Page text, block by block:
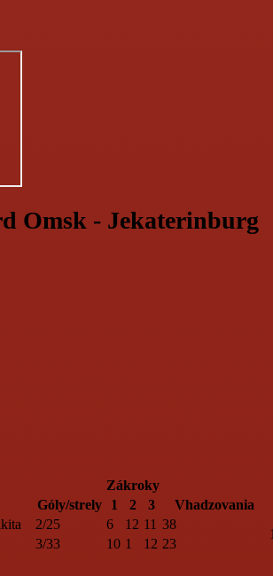
Omsk - Jekaterinburg
Zákroky
Góly/strely 1 2 3 Vhadzovania
2/25 6 12 11 38
3/33 10 1 12 23